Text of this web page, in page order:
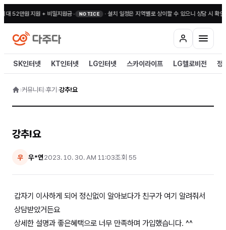
대 52만원 지원 + 비밀지원금• NOTICE · 설치 일정은 지역별로 상이할 수 있으니 상담 시 확인
SK인터넷 KT인터넷 LG인터넷 스카이라이프 LG헬로비전 정
›커뮤니티 ›후기 ›강추!요
강추!요
우 우*연2023. 10. 30. AM 11:03조회 55
갑자기 이사하게 되어 정신없이 알아보다가 친구가 여기 알려줘서
상담받았거든요
상세한 설명과 좋은혜택으로 너무 만족하며 가입했습니다. ^^